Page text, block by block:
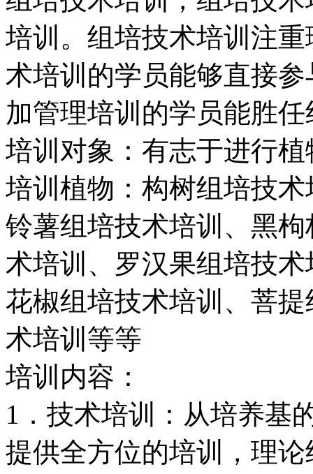
培训。组培技术培训注
术培训的学员能够直接
加管理培训的学员能胜
培训对象：有志于进行
培训植物：构树组培技
铃薯组培技术培训、黑
术培训、罗汉果组培技
花椒组培技术培训、菩
术培训等等
培训内容：
1．技术培训：从培养基
提供全方位的培训，理